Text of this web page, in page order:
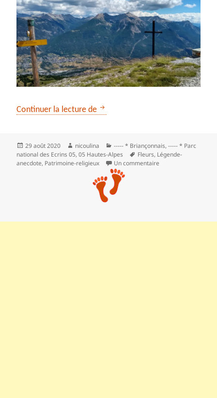
Continuer la lecture de Notre Dame des Neiges par le
Publié
le
29 août 2020 Auteur
nicoulina Catégories
----- * Briançonnais,----- * Parc
national des Ecrins 05,05 Hautes-Alpes Mots-
clés
Fleurs, Légende-
anecdote, Patrimoine-religieux Un commentaire sur Notre Dame